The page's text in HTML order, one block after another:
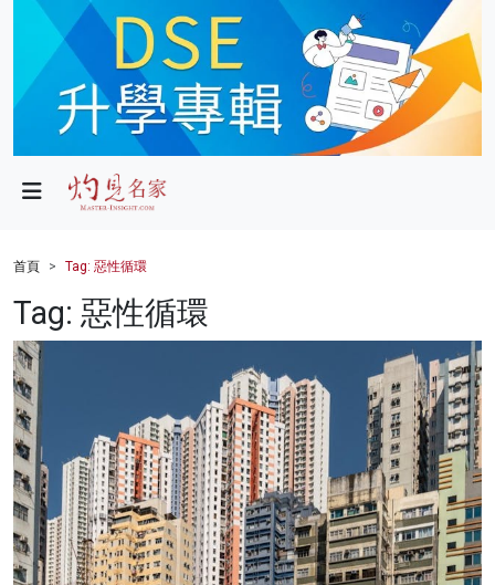
政局
財經
健康
商業
科技
影片
名家榜
灼見活動
首頁 Tag: 惡性循環
Tag: 惡性循環